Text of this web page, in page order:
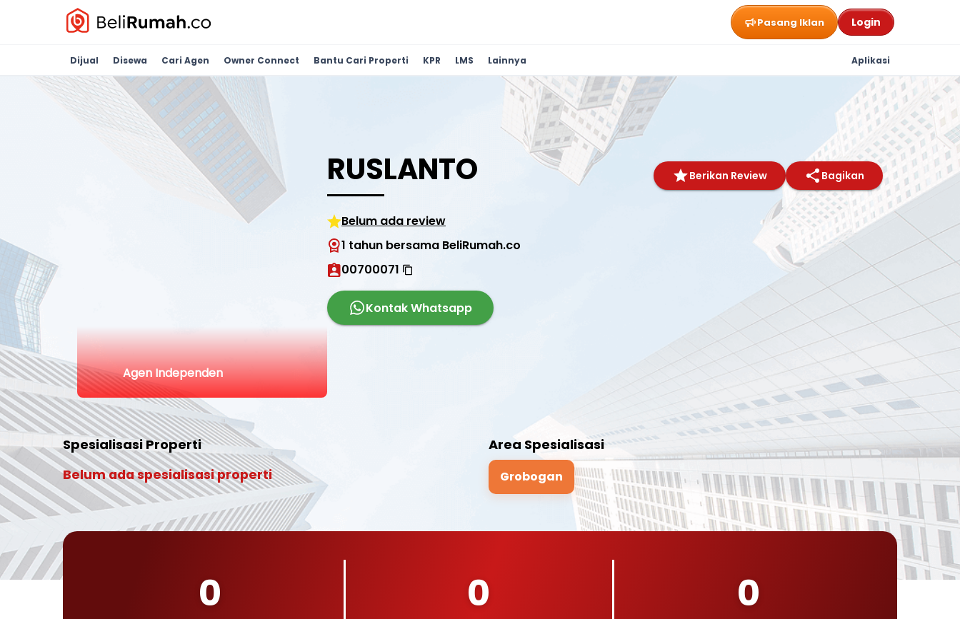
Pasang Iklan Login
Dijual Disewa Cari Agen Owner Connect Bantu Cari Properti KPR LMS Lainnya Aplikasi
Agen Independen
RUSLANTO Berikan Review Bagikan
Belum ada review
1 tahun bersama BeliRumah.co
00700071
Kontak Whatsapp
Spesialisasi Properti
Belum ada spesialisasi properti
Area Spesialisasi
Grobogan
0 0 0